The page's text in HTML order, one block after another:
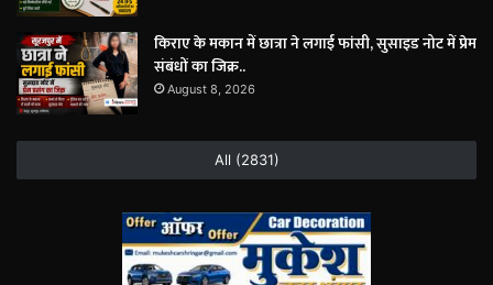
किराए के मकान में छात्रा ने लगाई फांसी, सुसाइड नोट में प्रेम
संबंधों का जिक्र..
August 8, 2026
All (2831)